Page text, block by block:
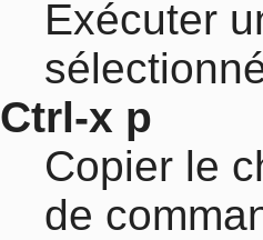
Exécuter
Ctrl-x p
Copier le
de